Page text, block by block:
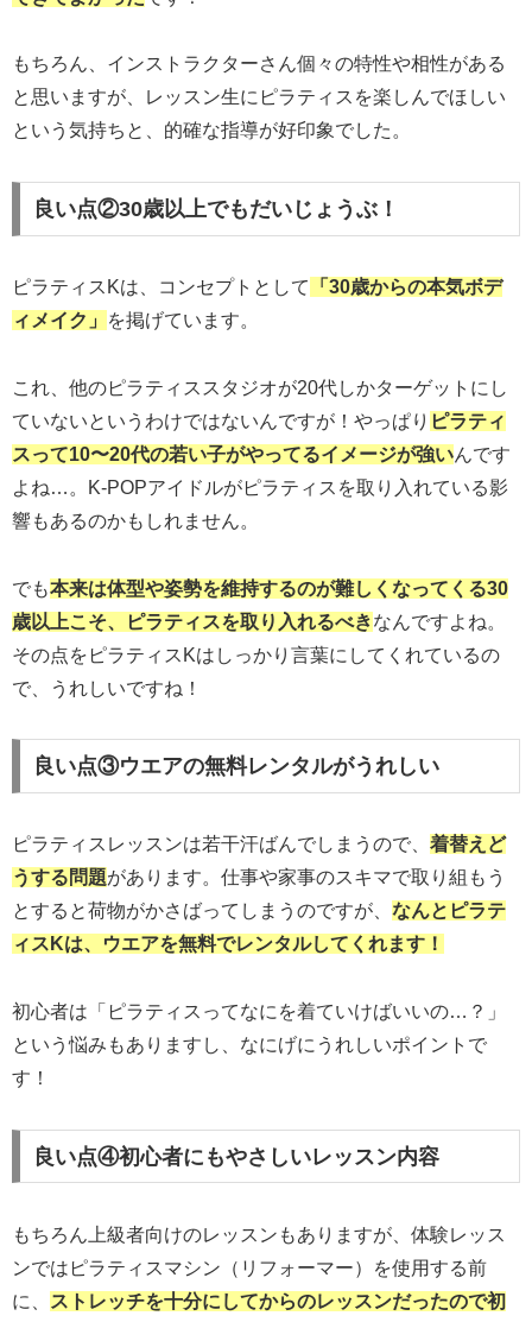
もちろん、インストラクターさん個々の特性や相性がある
と思いますが、レッスン生にピラティスを楽しんでほしい
という気持ちと、的確な指導が好印象でした。
良い点②30歳以上でもだいじょうぶ！
ピラティスKは、コンセプトとして
「30歳からの本気ボデ
ィメイク」
を掲げています。
これ、他のピラティススタジオが20代しかターゲットにし
ていないというわけではないんですが！やっぱり ピラティ
スって10〜20代の若い子がやってるイメージが強いんです
よね…。K-POPアイドルがピラティスを取り入れている影
響もあるのかもしれません。
でも本来は体型や姿勢を維持するのが難しくなってくる30
歳以上こそ、ピラティスを取り入れるべきなんですよね。
その点をピラティスKはしっかり言葉にしてくれているの
で、うれしいですね！
良い点③ウエアの無料レンタルがうれしい
ピラティスレッスンは若干汗ばんでしまうので、 着替えど
うする問題があります。仕事や家事のスキマで取り組もう
とすると荷物がかさばってしまうのですが、 なんとピラテ
ィスKは、ウエアを無料でレンタルしてくれます！
初心者は「ピラティスってなにを着ていけばいいの…？」
という悩みもありますし、なにげにうれしいポイントで
す！
良い点④初心者にもやさしいレッスン内容
もちろん上級者向けのレッスンもありますが、体験レッス
ンではピラティスマシン（リフォーマー）を使用する前
に、
ストレッチを十分にしてからのレッスンだったので初